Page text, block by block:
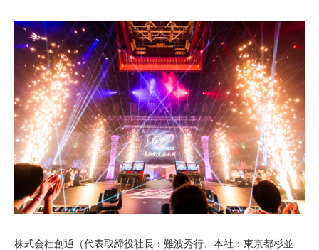
,
2
2
5
株式会社創通（代表取締役社長：難波秀行、本社：東京都杉並